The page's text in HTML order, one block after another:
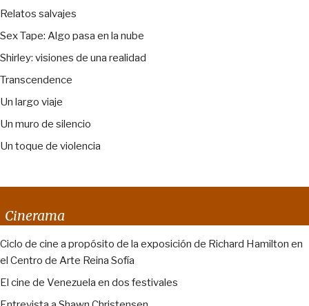
Relatos salvajes
Sex Tape: Algo pasa en la nube
Shirley: visiones de una realidad
Transcendence
Un largo viaje
Un muro de silencio
Un toque de violencia
Cinerama
Ciclo de cine a propósito de la exposición de Richard Hamilton en
el Centro de Arte Reina Sofía
El cine de Venezuela en dos festivales